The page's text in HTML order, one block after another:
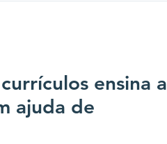
ensina a
ajuda de